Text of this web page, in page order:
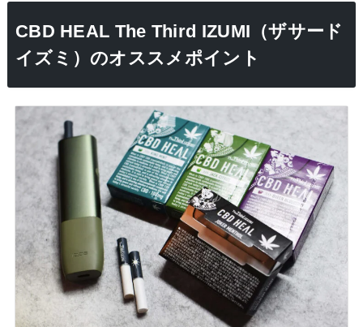
CBD HEAL The Third IZUMI（ザサード
イズミ）のオススメポイント